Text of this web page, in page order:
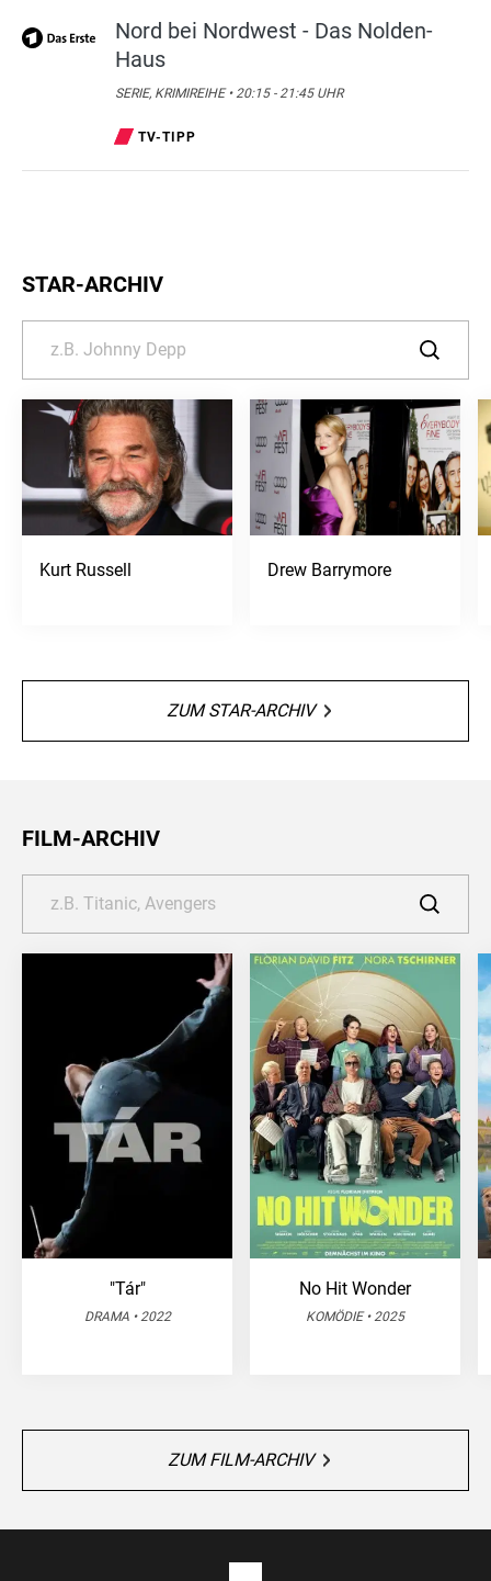
Nord bei Nordwest - Das Nolden-
Haus
SERIE, KRIMIREIHE • 20:15 - 21:45 UHR
TV-TIPP
STAR-ARCHIV
Kurt Russell Drew Barrymore
ZUM STAR-ARCHIV
FILM-ARCHIV
"Tár"
DRAMA • 2022
No Hit Wonder
KOMÖDIE • 2025
ZUM FILM-ARCHIV